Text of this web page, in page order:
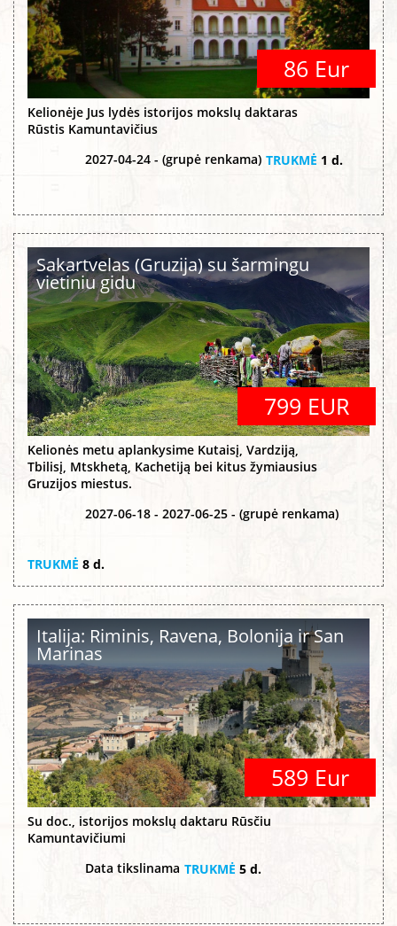
86 Eur
Kelionėje Jus lydės istorijos mokslų daktaras
Rūstis Kamuntavičius
2027-04-24 - (grupė renkama) TRUKMĖ 1 d.
Sakartvelas (Gruzija) su šarmingu
vietiniu gidu
799 EUR
Kelionės metu aplankysime Kutaisį, Vardziją,
Tbilisį, Mtskhetą, Kachetiją bei kitus žymiausius
Gruzijos miestus.
2027-06-18 - 2027-06-25 - (grupė renkama)
TRUKMĖ 8 d.
Italija: Riminis, Ravena, Bolonija ir San
Marinas
589 Eur
Su doc., istorijos mokslų daktaru Rūsčiu
Kamuntavičiumi
Data tikslinama TRUKMĖ 5 d.